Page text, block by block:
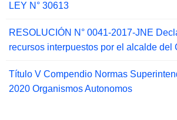
LEY N° 30613
RESOLUCIÓN N° 0041-2017-JNE
recursos interpuestos por el alcalde del
Título V Compendio Normas
2020 Organismos Autonomos